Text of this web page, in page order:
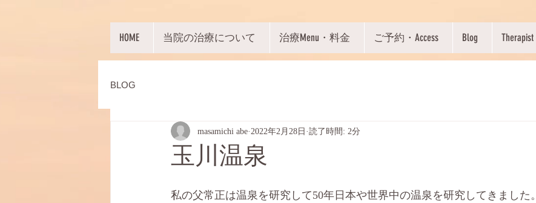
HOME 当院の治療について 治療Menu・料金 ご予約・Access Blog Therapist
BLOG
玉川温泉
masamichi abe 2022年2月28日 読了時間: 2分
私の父常正は温泉を研究して50年日本や世界中の温泉を研究してきました。